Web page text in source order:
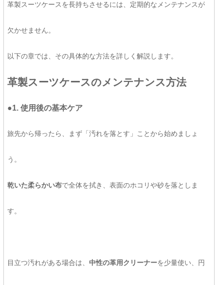
革製スーツケースを長持ちさせるには、定期的なメンテナンスが
欠かせません。
以下の章では、その具体的な方法を詳しく解説します。
革製スーツケースのメンテナンス方法
●1. 使用後の基本ケア
旅先から帰ったら、まず「汚れを落とす」ことから始めましょ
う。
乾いた柔らかい布で全体を拭き、表面のホコリや砂を落としま
す。
目立つ汚れがある場合は、 中性の革用クリーナーを少量使い、円